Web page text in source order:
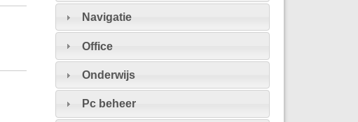
Navigatie
Office
Onderwijs
Pc beheer